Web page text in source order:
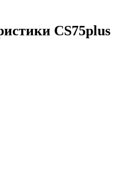
CS75plus